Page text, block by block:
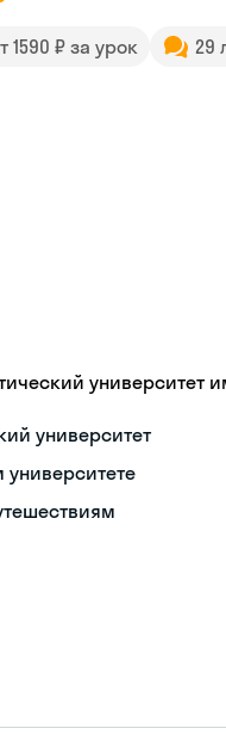
1590 ₽ за урок 29
университет
университет
университете